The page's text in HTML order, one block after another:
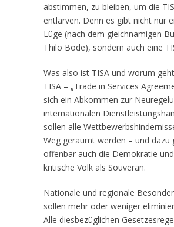
abstimmen, zu bleiben, um die
entlarven. Denn es gibt nicht nur
Lüge (nach dem gleichnamigen
Thilo Bode), sondern auch eine
Was also ist TISA und worum
TISA – „Trade in Services
sich ein Abkommen zur
internationalen
sollen alle
Weg geräumt werden – und dazu
offenbar auch die Demokratie
kritische Volk als Souverän.
Nationale und regionale
sollen mehr oder weniger
Alle diesbezüglichen